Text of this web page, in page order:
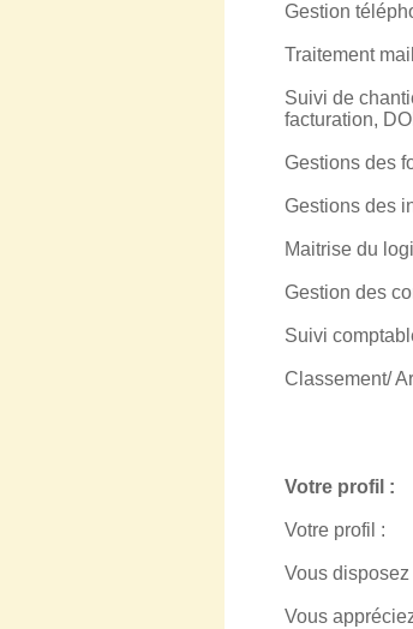
Gestion
Traitement mail
Suivi de
facturation,
Gestions des
Gestions des
Maitrise du
Gestion des
Suivi
Classement/
Votre profil :
Votre profil :
Vous
Vous